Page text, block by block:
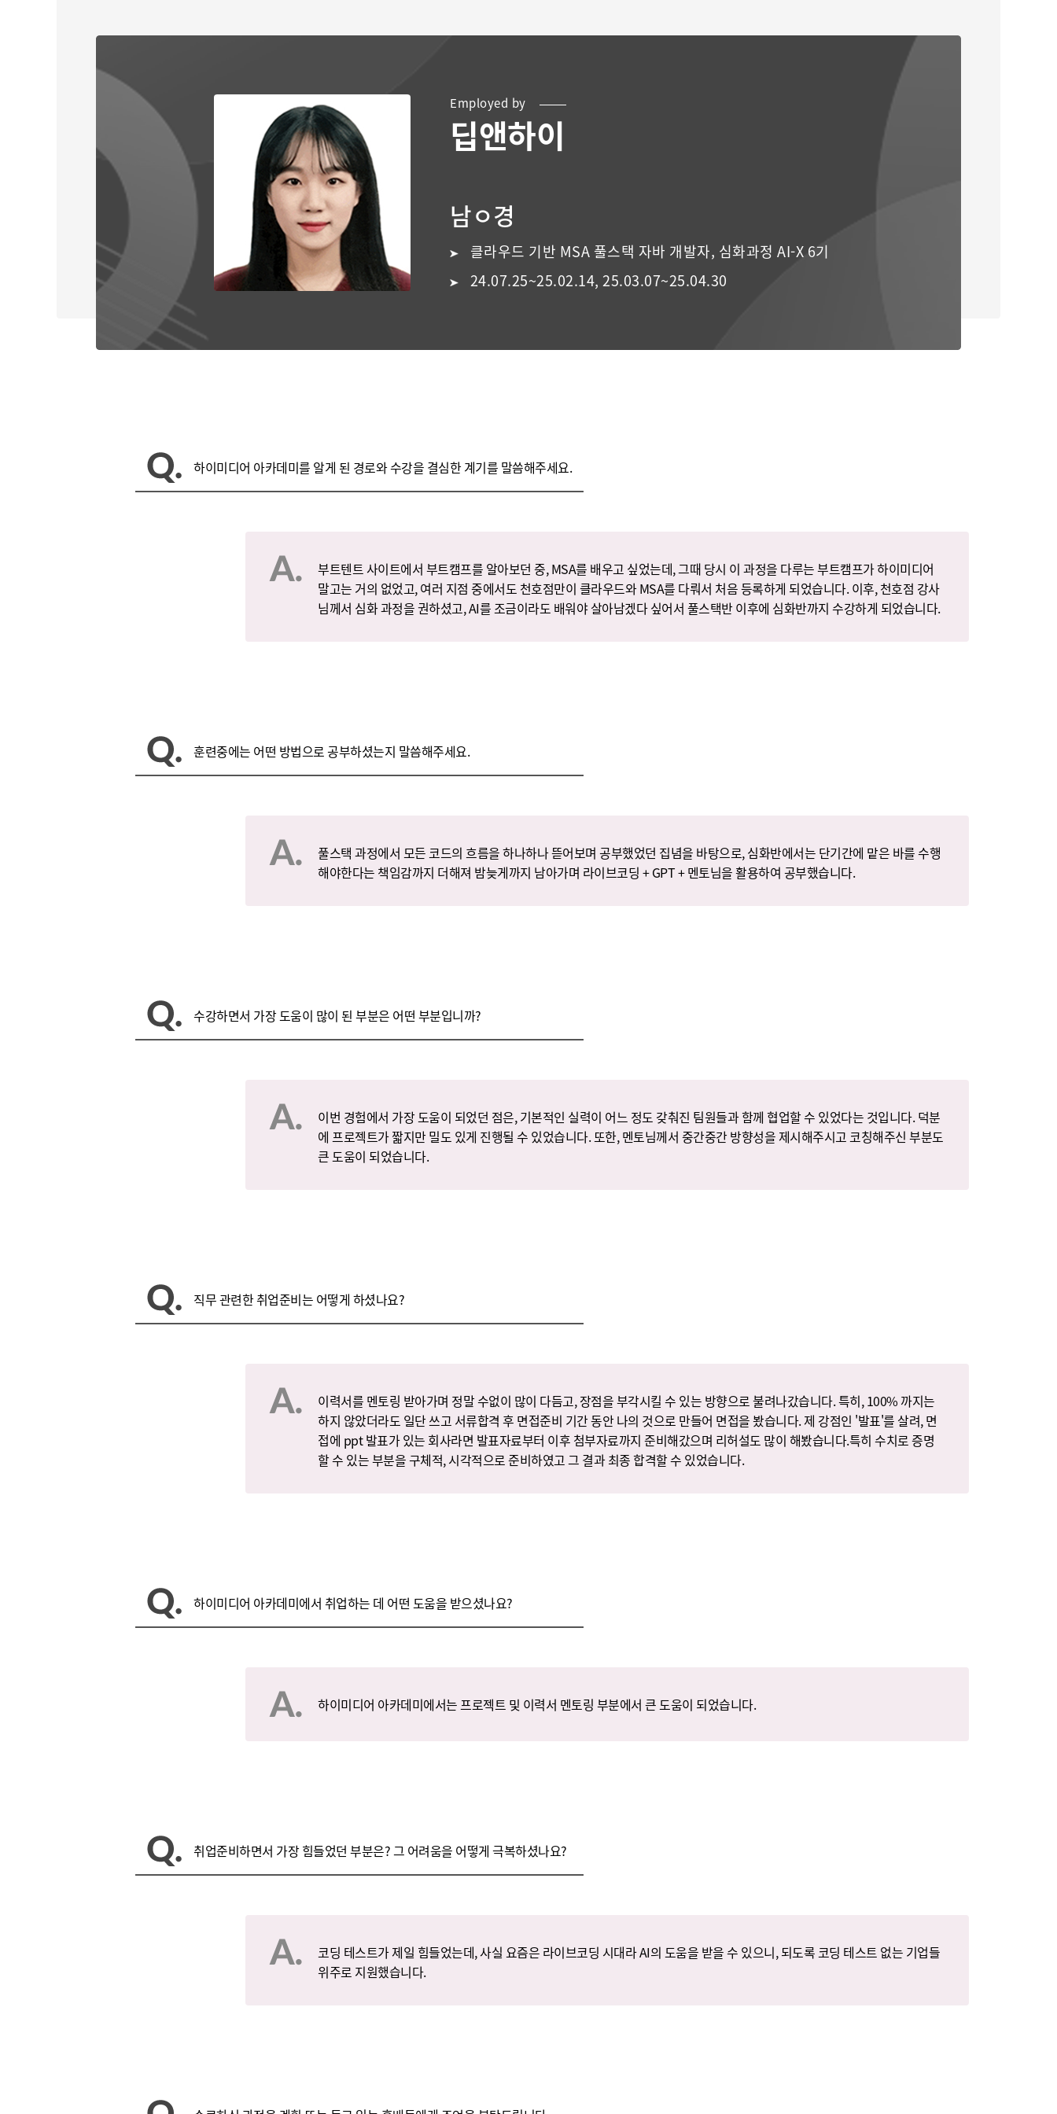
Employed by
딥앤하이
남ㅇ경
클라우드 기반 MSA 풀스택 자바 개발자, 심화과정 AI-X 6기
24.07.25~25.02.14, 25.03.07~25.04.30
하이미디어 아카데미를 알게 된 경로와 수강을 결심한 계기를 말씀해주세요.
부트텐트 사이트에서 부트캠프를 알아보던 중, MSA를 배우고 싶었는데, 그때 당시 이 과정을 다루는 부트캠프가 하이미디어
말고는 거의 없었고, 여러 지점 중에서도 천호점만이 클라우드와 MSA를 다뤄서 처음 등록하게 되었습니다. 이후, 천호점 강사
님께서 심화 과정을 권하셨고, AI를 조금이라도 배워야 살아남겠다 싶어서 풀스택반 이후에 심화반까지 수강하게 되었습니다.
훈련중에는 어떤 방법으로 공부하셨는지 말씀해주세요.
풀스택 과정에서 모든 코드의 흐름을 하나하나 뜯어보며 공부했었던 집념을 바탕으로, 심화반에서는 단기간에 맡은 바를 수행
해야한다는 책임감까지 더해져 밤늦게까지 남아가며 라이브코딩 + GPT + 멘토님을 활용하여 공부했습니다.
수강하면서 가장 도움이 많이 된 부분은 어떤 부분입니까?
이번 경험에서 가장 도움이 되었던 점은, 기본적인 실력이 어느 정도 갖춰진 팀원들과 함께 협업할 수 있었다는 것입니다. 덕분
에 프로젝트가 짧지만 밀도 있게 진행될 수 있었습니다. 또한, 멘토님께서 중간중간 방향성을 제시해주시고 코칭해주신 부분도
큰 도움이 되었습니다.
직무 관련한 취업준비는 어떻게 하셨나요?
이력서를 멘토링 받아가며 정말 수없이 많이 다듬고, 장점을 부각시킬 수 있는 방향으로 불려나갔습니다. 특히, 100% 까지는
하지 않았더라도 일단 쓰고 서류합격 후 면접준비 기간 동안 나의 것으로 만들어 면접을 봤습니다. 제 강점인 '발표'를 살려, 면
접에 ppt 발표가 있는 회사라면 발표자료부터 이후 첨부자료까지 준비해갔으며 리허설도 많이 해봤습니다.특히 수치로 증명
할 수 있는 부분을 구체적, 시각적으로 준비하였고 그 결과 최종 합격할 수 있었습니다.
하이미디어 아카데미에서 취업하는 데 어떤 도움을 받으셨나요?
하이미디어 아카데미에서는 프로젝트 및 이력서 멘토링 부분에서 큰 도움이 되었습니다.
취업준비하면서 가장 힘들었던 부분은? 그 어려움을 어떻게 극복하셨나요?
코딩 테스트가 제일 힘들었는데, 사실 요즘은 라이브코딩 시대라 AI의 도움을 받을 수 있으니, 되도록 코딩 테스트 없는 기업들
위주로 지원했습니다.